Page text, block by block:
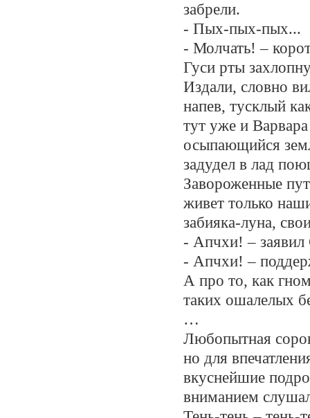
забрели.
- Пых-пых-пых...
- Молчать! –
Гуси рты
Издали, словно
напев, тусклый
тут уже и Варвара
осыпающийся
задудел в лад
Завороженные
живет только
забияка-луна,
- Апчхи! – заявил
- Апчхи! –
А про то, как
таких ошалелых
…
Любопытная
но для
вкуснейшие
вниманием